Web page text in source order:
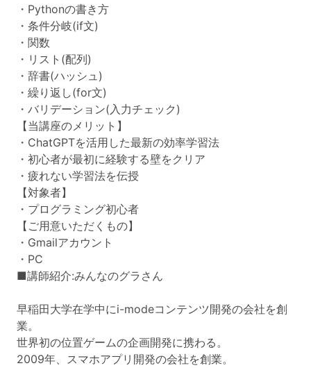
・Pythonの書き方
・条件分岐(if文)
・関数
・リスト(配列)
・辞書(ハッシュ)
・繰り返し(for文)
・バリデーション(入力チェック)
【当講座のメリット】
・ChatGPTを活用した最新の効率学習法
・初心者が最初に経験する壁をクリア
・疲れない学習法を伝授
【対象者】
・プログラミング初心者
【ご用意いただくもの】
・Gmailアカウント
・PC
■講師紹介:みんなのグラさん
早稲田大学在学中にi-modeコンテンツ開発の会社を創
業。
世界初の位置ゲームの企画開発に携わる。
2009年、スマホアプリ開発の会社を創業。